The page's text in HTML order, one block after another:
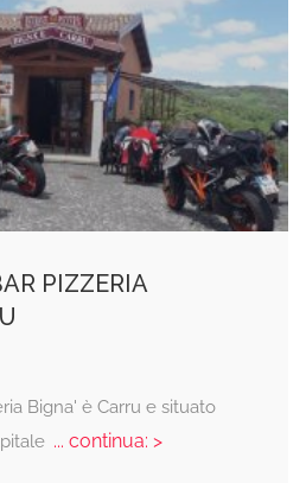
PIZZERIA
Bigna' è Carru e situato
... continua: >